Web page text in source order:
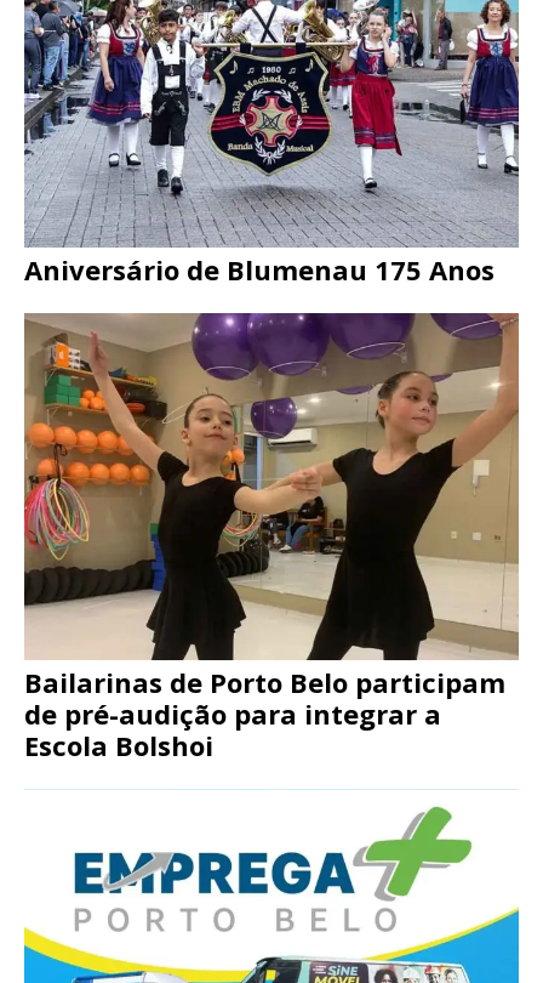
Aniversário de Blumenau 175 Anos
Bailarinas de Porto Belo participam
de pré-audição para integrar a
Escola Bolshoi